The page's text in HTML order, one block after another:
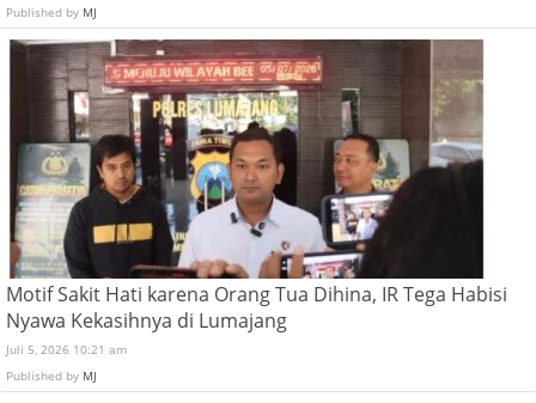
Published by MJ
Motif Sakit Hati karena Orang Tua Dihina, IR Tega Habisi
Nyawa Kekasihnya di Lumajang
Juli 5, 2026 10:21 am
Published by MJ